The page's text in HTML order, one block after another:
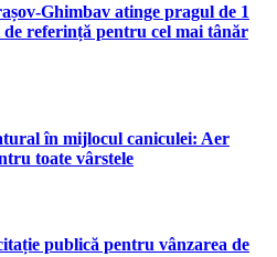
atinge pragul de 1
referință pentru cel mai tânăr
în mijlocul caniculei: Aer
toate vârstele
publică pentru vânzarea de